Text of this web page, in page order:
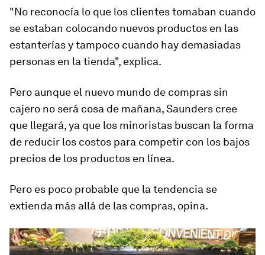
"No reconocía lo que los clientes tomaban cuando
se estaban colocando nuevos productos en las
estanterías y tampoco cuando hay demasiadas
personas en la tienda", explica.
Pero aunque el nuevo mundo de compras sin
cajero no será cosa de mañana, Saunders cree
que llegará, ya que los minoristas buscan la forma
de reducir los costos para competir con los bajos
precios de los productos en línea.
Pero es poco probable que la tendencia se
extienda más allá de las compras, opina.